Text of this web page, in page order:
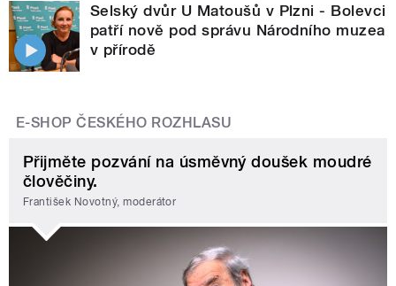
Selský dvůr U Matoušů v Plzni - Bolevci
patří nově pod správu Národního muzea
v přírodě
E-SHOP ČESKÉHO ROZHLASU
Přijměte pozvání na úsměvný doušek moudré
člověčiny.
František Novotný, moderátor